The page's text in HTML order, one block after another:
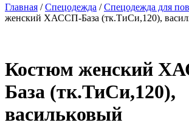
Главная /Спецодежда /Спецодежда для
женский ХАССП-База (тк.ТиСи,120),
Костюм женский
База (тк.ТиСи,120),
васильковый